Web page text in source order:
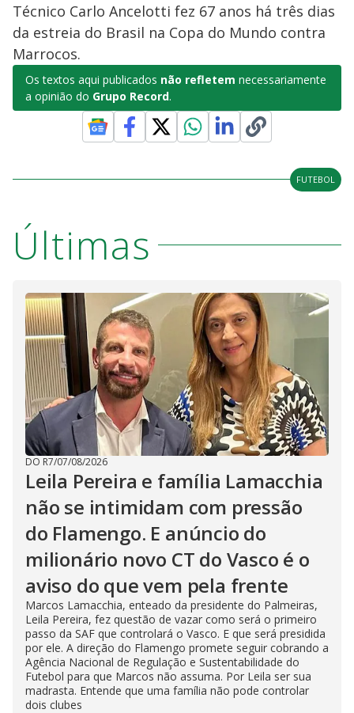
Técnico Carlo Ancelotti fez 67 anos há três dias
da estreia do Brasil na Copa do Mundo contra
Marrocos.
Os textos aqui publicados não refletem necessariamente
a opinião do Grupo Record.
FUTEBOL
Últimas
DO R7/07/08/2026
Leila Pereira e família Lamacchia
não se intimidam com pressão
do Flamengo. E anúncio do
milionário novo CT do Vasco é o
aviso do que vem pela frente
Marcos Lamacchia, enteado da presidente do Palmeiras,
Leila Pereira, fez questão de vazar como será o primeiro
passo da SAF que controlará o Vasco. E que será presidida
por ele. A direção do Flamengo promete seguir cobrando a
Agência Nacional de Regulação e Sustentabilidade do
Futebol para que Marcos não assuma. Por Leila ser sua
madrasta. Entende que uma família não pode controlar
dois clubes